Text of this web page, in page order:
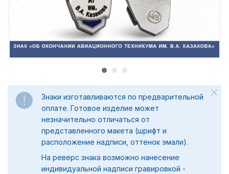
Знаки изготавливаются по предварительной
оплате. Готовое изделие может
незначительно отличаться от
представленного макета (шрифт и
расположение надписи, оттенок эмали).
На реверс знака возможно нанесение
индивидуальной надписи гравировкой -